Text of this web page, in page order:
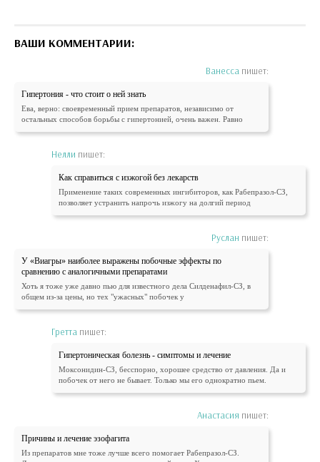
ВАШИ КОММЕНТАРИИ:
Ванесса пишет:
Гипертония - что стоит о ней знать
Ева, верно: своевременный прием препаратов, независимо от
остальных способов борьбы с гипертонией, очень важен. Равно
Нелли пишет:
Как справиться с изжогой без лекарств
Применение таких современных ингибиторов, как Рабепразол-СЗ,
позволяет устранить напрочь изжогу на долгий период
Руслан пишет:
У «Виагры» наиболее выражены побочные эффекты по
сравнению с аналогичными препаратами
Хоть я тоже уже давно пью для известного дела Силденафил-СЗ, в
общем из-за цены, но тех "ужасных" побочек у
Гретта пишет:
Гипертоническая болезнь - симптомы и лечение
Моксонидин-СЗ, бесспорно, хорошее средство от давления. Да и
побочек от него не бывает. Только мы его однократно пьем.
Анастасия пишет:
Причины и лечение эзофагита
Из препаратов мне тоже лучше всего помогает Рабепразол-СЗ.